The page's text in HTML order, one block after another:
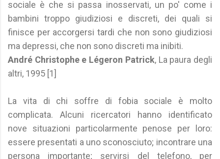
sociale è che si passa inosservati, un po' come i
bambini troppo giudiziosi e discreti, dei quali si
finisce per accorgersi tardi che non sono giudiziosi
ma depressi, che non sono discreti ma inibiti.
André Christophe e Légeron Patrick, La paura degli
altri, 1995 [1]
La vita di chi soffre di fobia sociale è molto
complicata. Alcuni ricercatori hanno identificato
nove situazioni particolarmente penose per loro:
essere presentati a uno sconosciuto; incontrare una
persona importante; servirsi del telefono, per